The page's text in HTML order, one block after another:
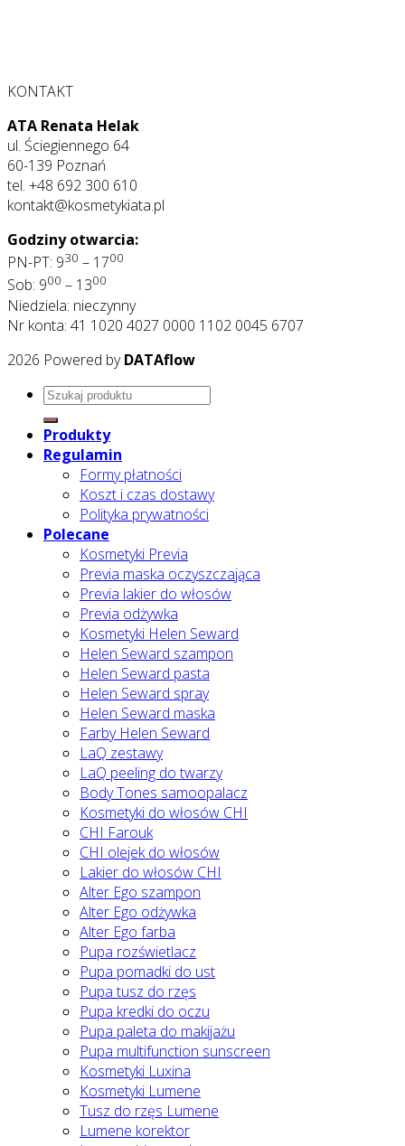
KONTAKT
ATA Renata Helak
ul. Ściegiennego 64
60-139 Poznań
tel. +48 692 300 610
kontakt@kosmetykiata.pl
Godziny otwarcia:
PN-PT: 930 – 1700
Sob: 900 – 1300
Niedziela: nieczynny
Nr konta: 41 1020 4027 0000 1102 0045 6707
2026 Powered byDATAflow
Szukaj:
Produkty
Regulamin
Formy płatności
Koszt i czas dostawy
Polityka prywatności
Polecane
Kosmetyki Previa
Previa maska oczyszczająca
Previa lakier do włosów
Previa odżywka
Kosmetyki Helen Seward
Helen Seward szampon
Helen Seward pasta
Helen Seward spray
Helen Seward maska
Farby Helen Seward
LaQ zestawy
LaQ peeling do twarzy
Body Tones samoopalacz
Kosmetyki do włosów CHI
CHI Farouk
CHI olejek do włosów
Lakier do włosów CHI
Alter Ego szampon
Alter Ego odżywka
Alter Ego farba
Pupa rozświetlacz
Pupa pomadki do ust
Pupa tusz do rzęs
Pupa kredki do oczu
Pupa paleta do makijażu
Pupa multifunction sunscreen
Kosmetyki Luxina
Kosmetyki Lumene
Tusz do rzęs Lumene
Lumene korektor